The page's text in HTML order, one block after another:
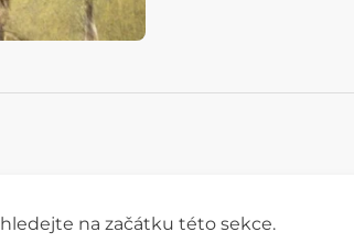
na začátku této sekce.